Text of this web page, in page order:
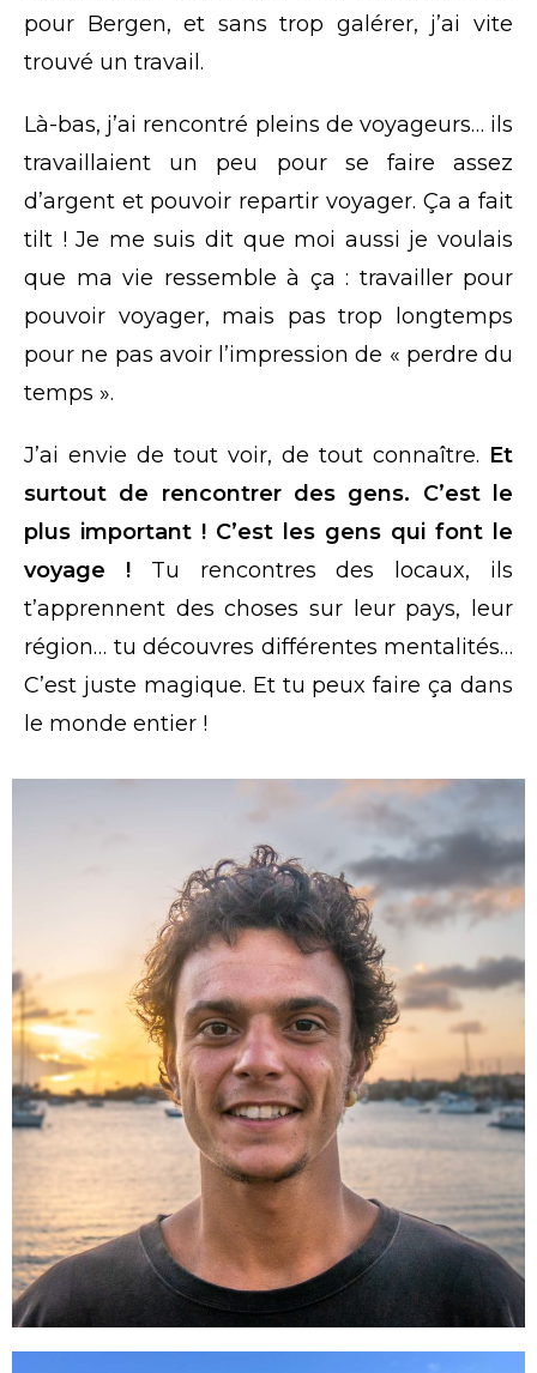
pour Bergen, et sans trop galérer, j’ai vite
trouvé un travail.
Là-bas, j’ai rencontré pleins de voyageurs… ils
travaillaient un peu pour se faire assez
d’argent et pouvoir repartir voyager. Ça a fait
tilt ! Je me suis dit que moi aussi je voulais
que ma vie ressemble à ça : travailler pour
pouvoir voyager, mais pas trop longtemps
pour ne pas avoir l’impression de « perdre du
temps ».
J’ai envie de tout voir, de tout connaître. Et
surtout de rencontrer des gens. C’est le
plus important ! C’est les gens qui font le
voyage !Tu rencontres des locaux, ils
t’apprennent des choses sur leur pays, leur
région… tu découvres différentes mentalités…
C’est juste magique. Et tu peux faire ça dans
le monde entier !